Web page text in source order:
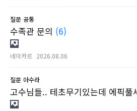
질문 공통
수족관 문의 (6)
네이카르 2026.08.06
질문 아수라
고수님들.. 테초무기있는데 에픽풀